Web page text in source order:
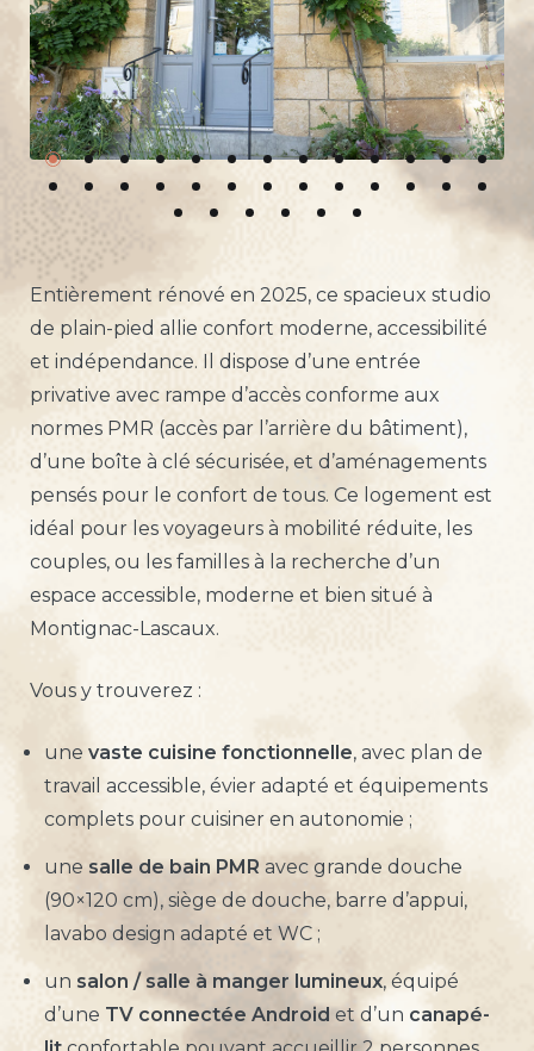
Entièrement rénové en 2025, ce spacieux studio
de plain-pied allie confort moderne, accessibilité
et indépendance. Il dispose d’une entrée
privative avec rampe d’accès conforme aux
normes PMR (accès par l’arrière du bâtiment),
d’une boîte à clé sécurisée, et d’aménagements
pensés pour le confort de tous. Ce logement est
idéal pour les voyageurs à mobilité réduite, les
couples, ou les familles à la recherche d’un
espace accessible, moderne et bien situé à
Montignac-Lascaux.
Vous y trouverez :
une vaste cuisine fonctionnelle, avec plan de
travail accessible, évier adapté et équipements
complets pour cuisiner en autonomie ;
une salle de bain PMR avec grande douche
(90×120 cm), siège de douche, barre d’appui,
lavabo design adapté et WC ;
un salon / salle à manger lumineux, équipé
d’une TV connectée Android et d’un canapé-